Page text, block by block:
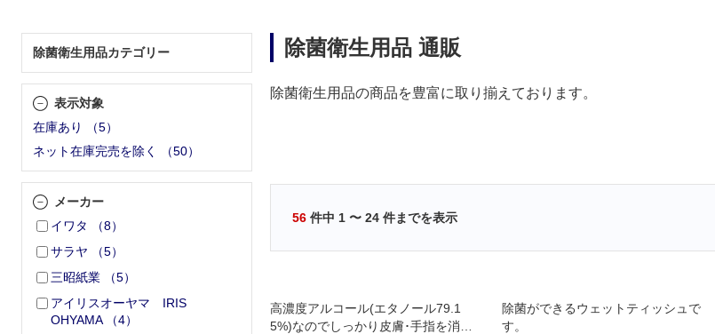
除菌衛生用品カテゴリー
表示対象
在庫あり
（5）
ネット在庫完売を除く
（50）
メーカー
イワタ
（8）
サラヤ
（5）
三昭紙業
（5）
アイリスオーヤマ IRIS
OHYAMA
（4）
除菌衛生用品 通販
除菌衛生用品の商品を豊富に取り揃えております。
56 件中 1 〜 24 件までを表示
高濃度アルコール(エタノール79.1
5%)なのでしっかり皮膚･手指を消毒
除菌ができるウェットティッシュで
す。